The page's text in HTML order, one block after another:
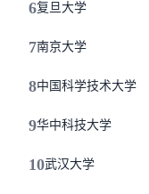
6复旦大学
7南京大学
8中国科学技术大学
9华中科技大学
10武汉大学